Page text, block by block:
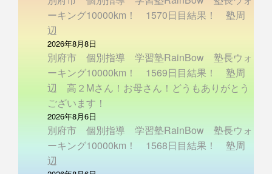
ーキング10000km！ 1570日目結果！ 塾周
辺
2026年8月8日
別府市 個別指導 学習塾RainBow 塾長ウォ
ーキング10000km！ 1569日目結果！ 塾周
辺 高２Mさん！お母さん！どうもありがとう
ございます！
2026年8月6日
別府市 個別指導 学習塾RainBow 塾長ウォ
ーキング10000km！ 1568日目結果！ 塾周
辺